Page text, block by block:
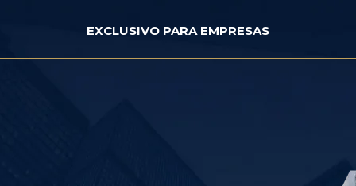
EXCLUSIVO PARA EMPRESAS